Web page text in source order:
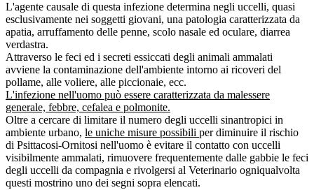
L'agente causale di questa infezione determina negli uccelli, quasi
esclusivamente nei soggetti giovani, una patologia caratterizzata da
apatia, arruffamento delle penne, scolo nasale ed oculare, diarrea
verdastra.
Attraverso le feci ed i secreti essiccati degli animali ammalati
avviene la contaminazione dell'ambiente intorno ai ricoveri del
pollame, alle voliere, alle piccionaie, ecc.
L'infezione nell'uomo può essere caratterizzata da malessere
generale, febbre, cefalea e polmonite.
Oltre a cercare di limitare il numero degli uccelli sinantropici in
ambiente urbano, le uniche misure possibili per diminuire il rischio
di Psittacosi-Ornitosi nell'uomo è evitare il contatto con uccelli
visibilmente ammalati, rimuovere frequentemente dalle gabbie le feci
degli uccelli da compagnia e rivolgersi al Veterinario ogniqualvolta
questi mostrino uno dei segni sopra elencati.